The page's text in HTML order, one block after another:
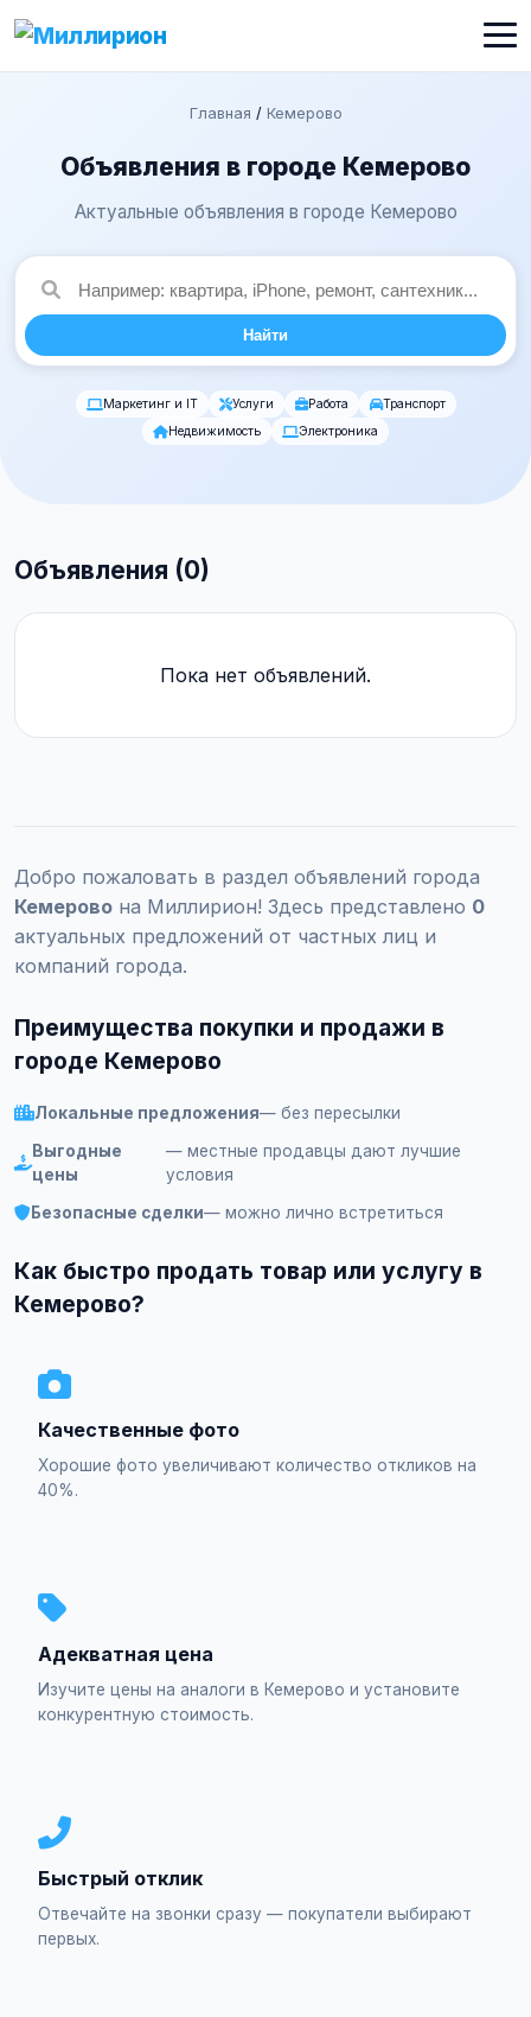
Главная / Кемерово
Объявления в городе Кемерово
Актуальные объявления в городе Кемерово
Найти
Маркетинг и IT Услуги Работа
Транспорт
Недвижимость
Электроника
Объявления (0)
Пока нет объявлений.
Добро пожаловать в раздел объявлений города
Кемерово на Миллирион! Здесь представлено 0
актуальных предложений от частных лиц и
компаний города.
Преимущества покупки и продажи в
городе Кемерово
Локальные предложения— без пересылки
Выгодные
цены
— местные продавцы дают лучшие
условия
Безопасные сделки— можно лично встретиться
Как быстро продать товар или услугу в
Кемерово?
Качественные фото
Хорошие фото увеличивают количество откликов на
40%.
Адекватная цена
Изучите цены на аналоги в Кемерово и установите
конкурентную стоимость.
Быстрый отклик
Отвечайте на звонки сразу — покупатели выбирают
первых.